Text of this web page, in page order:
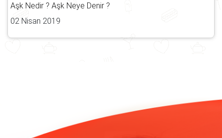
Aşk Nedir ? Aşk Neye Denir ?
02 Nisan 2019